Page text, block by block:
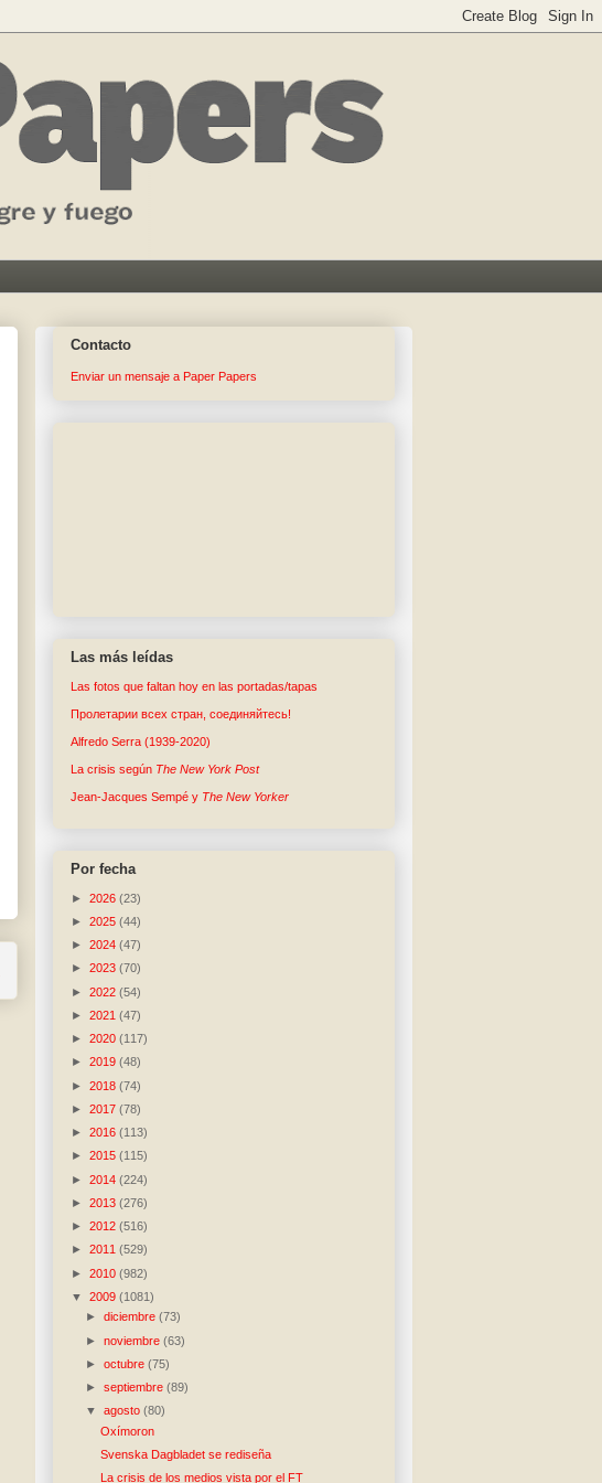
Contacto
Enviar un mensaje a Paper Papers
Las más leídas
Las fotos que faltan hoy en las portadas/tapas
Пролетарии всех стран, соединяйтесь!
Alfredo Serra (1939-2020)
La crisis según The New York Post
Jean-Jacques Sempé y The New Yorker
Por fecha
► 2026 (23)
► 2025 (44)
► 2024 (47)
► 2023 (70)
► 2022 (54)
► 2021 (47)
► 2020 (117)
► 2019 (48)
► 2018 (74)
► 2017 (78)
► 2016 (113)
► 2015 (115)
► 2014 (224)
► 2013 (276)
► 2012 (516)
► 2011 (529)
► 2010 (982)
▼ 2009 (1081)
►diciembre(73)
►noviembre(63)
►octubre(75)
►septiembre(89)
▼agosto(80)
Oxímoron
Svenska Dagbladet se rediseña
La crisis de los medios vista por el FT